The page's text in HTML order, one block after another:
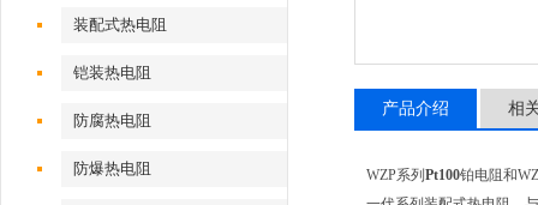
装配式热电阻
铠装热电阻
防腐热电阻
防爆热电阻
产品介绍 相
WZP系列 Pt100铂电阻和